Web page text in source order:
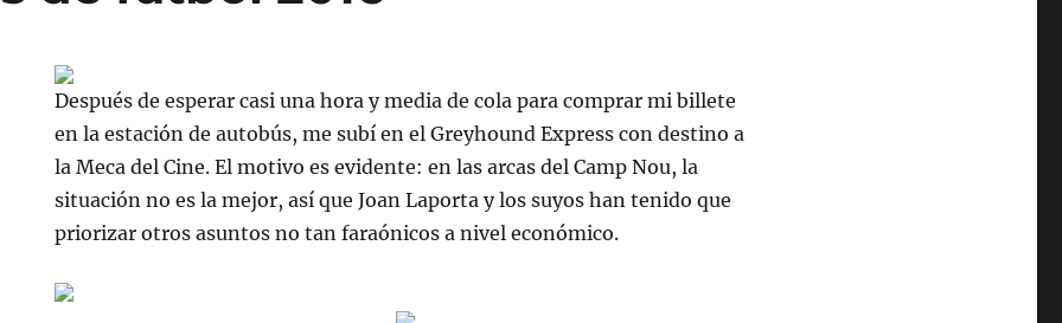
Después de esperar casi una hora y media de cola para comprar mi billete
en la estación de autobús, me subí en el Greyhound Express con destino a
la Meca del Cine. El motivo es evidente: en las arcas del Camp Nou, la
situación no es la mejor, así que Joan Laporta y los suyos han tenido que
priorizar otros asuntos no tan faraónicos a nivel económico.